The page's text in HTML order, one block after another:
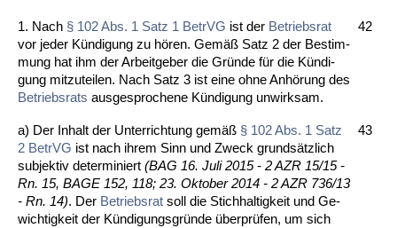
1. Nach § 102 Abs. 1 Satz 1 Be­trVG ist der Be­triebs­rat
vor je­der Kündi­gung zu hören. Gemäß Satz 2 der Be­stim­
mung hat ihm der Ar­beit­ge­ber die Gründe für die Kündi­
gung mit­zu­tei­len. Nach Satz 3 ist ei­ne oh­ne Anhörung des
Be­triebs­rats aus­ge­spro­che­ne Kündi­gung un­wirk­sam.
42
a) Der In­halt der Un­ter­rich­tung gemäß § 102 Abs. 1 Satz
2 Be­trVG ist nach ih­rem Sinn und Zweck grundsätz­lich
sub­jek­tiv de­ter­mi­niert (BAG 16. Ju­li 2015 - 2 AZR 15/15 -
Rn. 15, BA­GE 152, 118; 23. Ok­to­ber 2014 - 2 AZR 736/13
- Rn. 14). Der Be­triebs­rat soll die Stich­hal­tig­keit und Ge­
wich­tig­keit der Kündi­gungs­gründe über­prüfen, um sich
43